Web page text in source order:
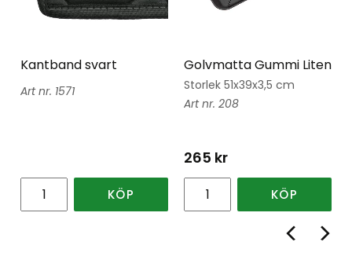
Kantband svart
1571
KÖP
Golvmatta Gummi Liten
Storlek 51x39x3,5 cm
208
265 kr
KÖP